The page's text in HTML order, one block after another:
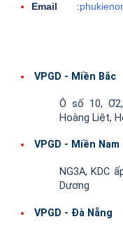
Email :
VPGD - Miền Bắc
Ô số 10,
Hoàng Liệt,
VPGD - Miền Nam
NG3A, KDC
Dương
VPGD - Đà Nẵng